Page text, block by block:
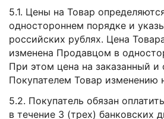
5.1. Цены на Товар
одностороннем порядке и
российских рублях. Цена
изменена Продавцом в
При этом цена на заказанный и
Покупателем Товар изменению
5.2. Покупатель обязан
в течение 3 (трех) банковских